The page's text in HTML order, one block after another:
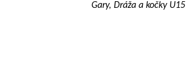
Gary, Dráža a kočky U15